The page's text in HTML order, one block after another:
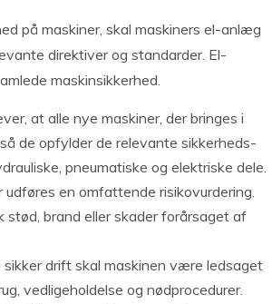
på maskiner, skal maskiners el-anlæg
direktiver og standarder. El-
maskinsikkerhed.
at alle nye maskiner, der bringes i
de opfylder de relevante sikkerheds-
pneumatiske og elektriske dele.
udføres en omfattende risikovurdering.
stød, brand eller skader forårsaget af
sikker drift skal maskinen være ledsaget
vedligeholdelse og nødprocedurer.